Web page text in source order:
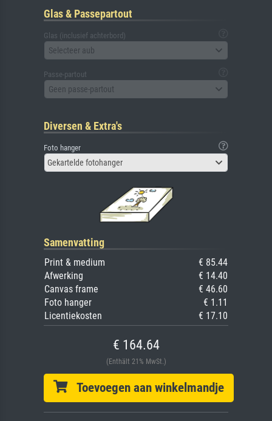
Glas & Passepartout
Glas (inclusief achterbord)
Selecteer aub
Passe-partout
Geen passe-partout
Diversen & Extra's
Foto hanger
Gekartelde fotohanger
Samenvatting
Print & medium
€ 85.44
Afwerking
€ 14.40
Canvas frame
€ 46.60
Foto hanger
€ 1.11
Licentiekosten
€ 17.10
€ 164.64
(Enthält 21% MwSt.)
Toevoegen aan winkelmandje